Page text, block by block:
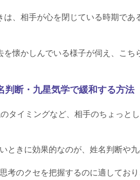
、相手が心を閉じている時期であ
懐かしんでいる様子が伺え、こ
判断・九星気学で緩和する方法
タイミングなど、相手のちょっと
ときに効果的なのが、姓名判断や九
考のクセを把握するのに適してお